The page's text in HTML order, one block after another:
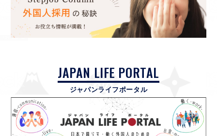
JAPAN LIFE PORTAL
ジャパンライフポータル